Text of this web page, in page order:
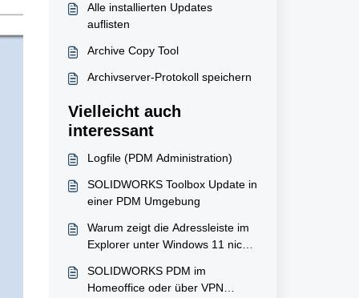
Alle installierten Updates
auflisten
Archive Copy Tool
Archivserver-Protokoll speichern
Vielleicht auch
interessant
Logfile (PDM Administration)
SOLIDWORKS Toolbox Update in
einer PDM Umgebung
​Warum zeigt die Adressleiste im
Explorer unter Windows 11 nicht
SOLIDWORKS PDM im
Homeoffice oder über VPN